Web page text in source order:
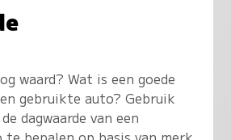
waard? Wat is een goede
gebruikte auto? Gebruik
dagwaarde van een